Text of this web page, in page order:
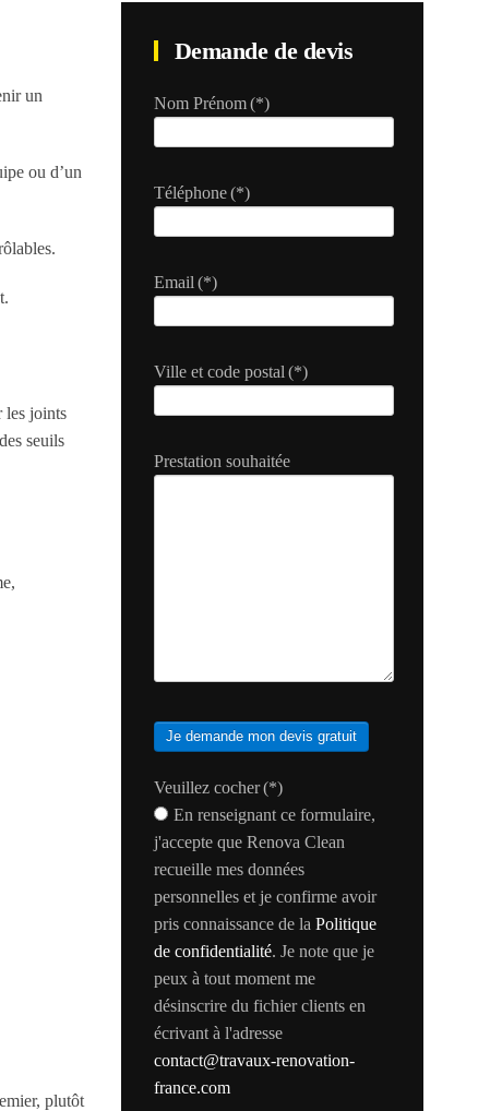
un
ou d’un
les joints
seuils
plutôt
Demande de devis
Nom Prénom (*)
Téléphone (*)
Email (*)
Ville et code postal (*)
Prestation souhaitée
Je demande mon devis gratuit
Veuillez cocher (*)
En renseignant ce formulaire,
j'accepte que Renova Clean
recueille mes données
personnelles et je confirme avoir
pris connaissance de la Politique
de confidentialité. Je note que je
peux à tout moment me
désinscrire du fichier clients en
écrivant à l'adresse
contact@travaux-renovation-
france.com